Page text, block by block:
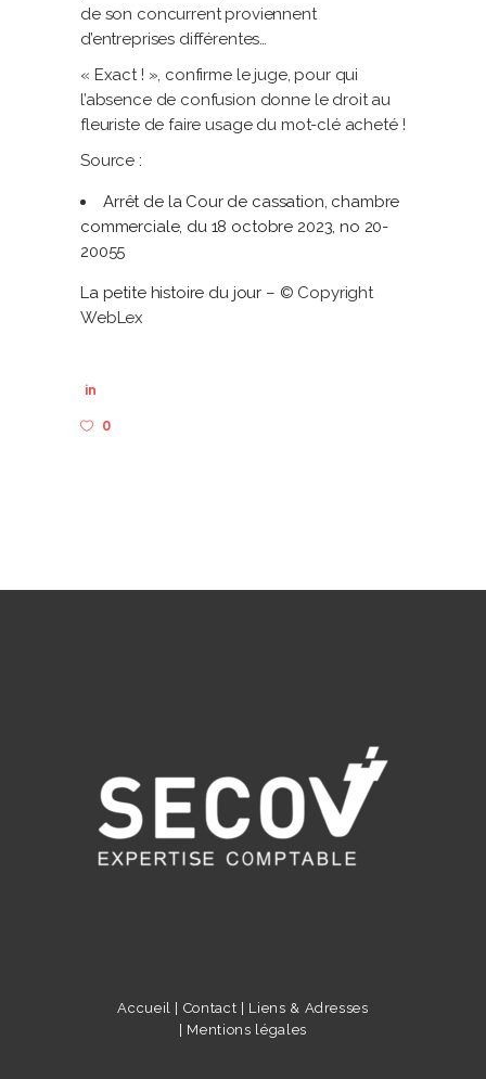
de son concurrent proviennent
d’entreprises différentes…
« Exact ! », confirme le juge, pour qui
l’absence de confusion donne le droit au
fleuriste de faire usage du mot-clé acheté !
Source :
Arrêt de la Cour de cassation, chambre
commerciale, du 18 octobre 2023, no 20-
20055
La petite histoire du jour – © Copyright
WebLex
in
0
Accueil | Contact | Liens & Adresses
| Mentions légales